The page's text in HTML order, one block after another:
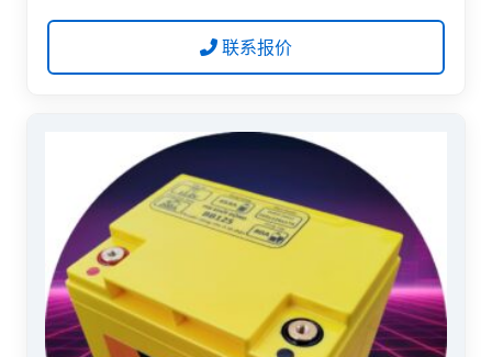
联系报价